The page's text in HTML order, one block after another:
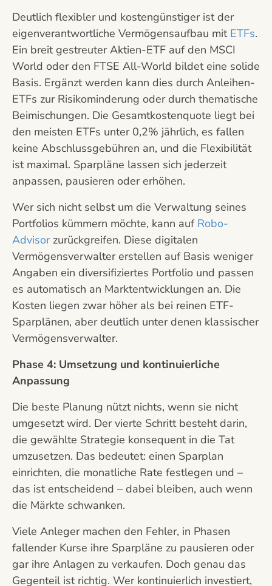
Deutlich flexibler und kostengünstiger ist der
eigenverantwortliche Vermögensaufbau mit ETFs.
Ein breit gestreuter Aktien-ETF auf den MSCI
World oder den FTSE All-World bildet eine solide
Basis. Ergänzt werden kann dies durch Anleihen-
ETFs zur Risikominderung oder durch thematische
Beimischungen. Die Gesamtkostenquote liegt bei
den meisten ETFs unter 0,2% jährlich, es fallen
keine Abschlussgebühren an, und die Flexibilität
ist maximal. Sparpläne lassen sich jederzeit
anpassen, pausieren oder erhöhen.
Wer sich nicht selbst um die Verwaltung seines
Portfolios kümmern möchte, kann auf Robo-
Advisorzurückgreifen. Diese digitalen
Vermögensverwalter erstellen auf Basis weniger
Angaben ein diversifiziertes Portfolio und passen
es automatisch an Marktentwicklungen an. Die
Kosten liegen zwar höher als bei reinen ETF-
Sparplänen, aber deutlich unter denen klassischer
Vermögensverwalter.
Phase 4: Umsetzung und kontinuierliche
Anpassung
Die beste Planung nützt nichts, wenn sie nicht
umgesetzt wird. Der vierte Schritt besteht darin,
die gewählte Strategie konsequent in die Tat
umzusetzen. Das bedeutet: einen Sparplan
einrichten, die monatliche Rate festlegen und –
das ist entscheidend – dabei bleiben, auch wenn
die Märkte schwanken.
Viele Anleger machen den Fehler, in Phasen
fallender Kurse ihre Sparpläne zu pausieren oder
gar ihre Anlagen zu verkaufen. Doch genau das
Gegenteil ist richtig. Wer kontinuierlich investiert,